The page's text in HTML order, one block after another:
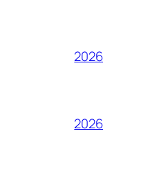
2026
2026